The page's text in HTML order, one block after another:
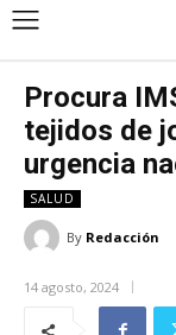
Procura
tejidos de
urgencia
SALUD
By Redacción
14 agosto, 2024